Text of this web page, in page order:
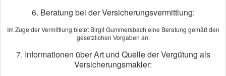
ausgesetzt: Sie haben die Aufsichtspflicht für Ihre Schüler – bei
Ausflügen und Wandertagen, im Sportunterricht oder auf
Klassenfahrt. Wenn etwas passiert, schützt Sie Ihre
Lehrerhaftpflichtversicherung vor den finanziellen Folgen Ihrer
speziellen Haftung. Mit der Lehrerhaftpflichtversicherung können
6. Beratung bei der Versicherungsvermittlung:
Im Zuge der Vermittlung bietet Birgit Gummersbach eine Beratung gemäß den
gesetzlichen Vorgaben an.
7. Informationen über Art und Quelle der Vergütung als
Versicherungsmakler: